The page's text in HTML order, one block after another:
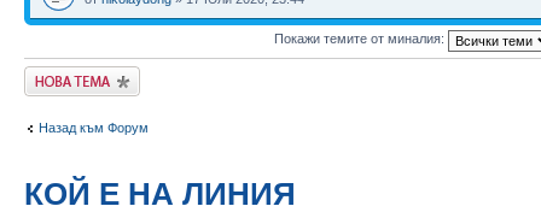
Покажи темите от миналия:
Публикувай нова
тема
Назад към Форум
КОЙ Е НА ЛИНИЯ